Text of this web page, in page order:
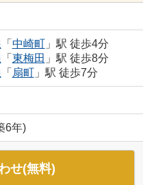
「 中崎町」駅 徒歩4分
「 東梅田 」駅 徒歩8分
「 扇町」駅 徒歩7分
6年)
せ(無料)